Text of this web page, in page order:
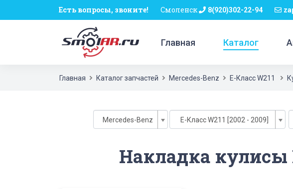
Есть вопросы, звоните! Смоленск 8(920)302-22-94
Главная Каталог
Главная Каталог запчастей Mercedes-Benz E-Класс W211
Mercedes-Benz E-Класс W211 [2002 - 2009]
Накладка кулисы